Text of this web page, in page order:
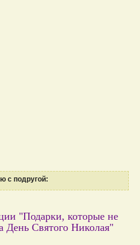
с подругой:
"Подарки, которые не
День Святого Николая"